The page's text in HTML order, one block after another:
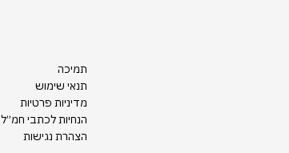
תמיכה
תנאי שימוש
מדיניות פרטיות
הנחיות לכתבי חמ״ל
הצהרת נגישות